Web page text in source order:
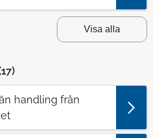
Visa alla
17)
handling från